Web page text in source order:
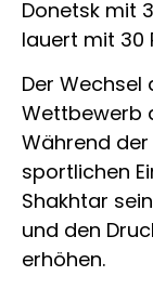
Donetsk mit
lauert mit 30
Der
Wettbewerb
Während
sportlichen
Shakhtar
und den
erhöhen.